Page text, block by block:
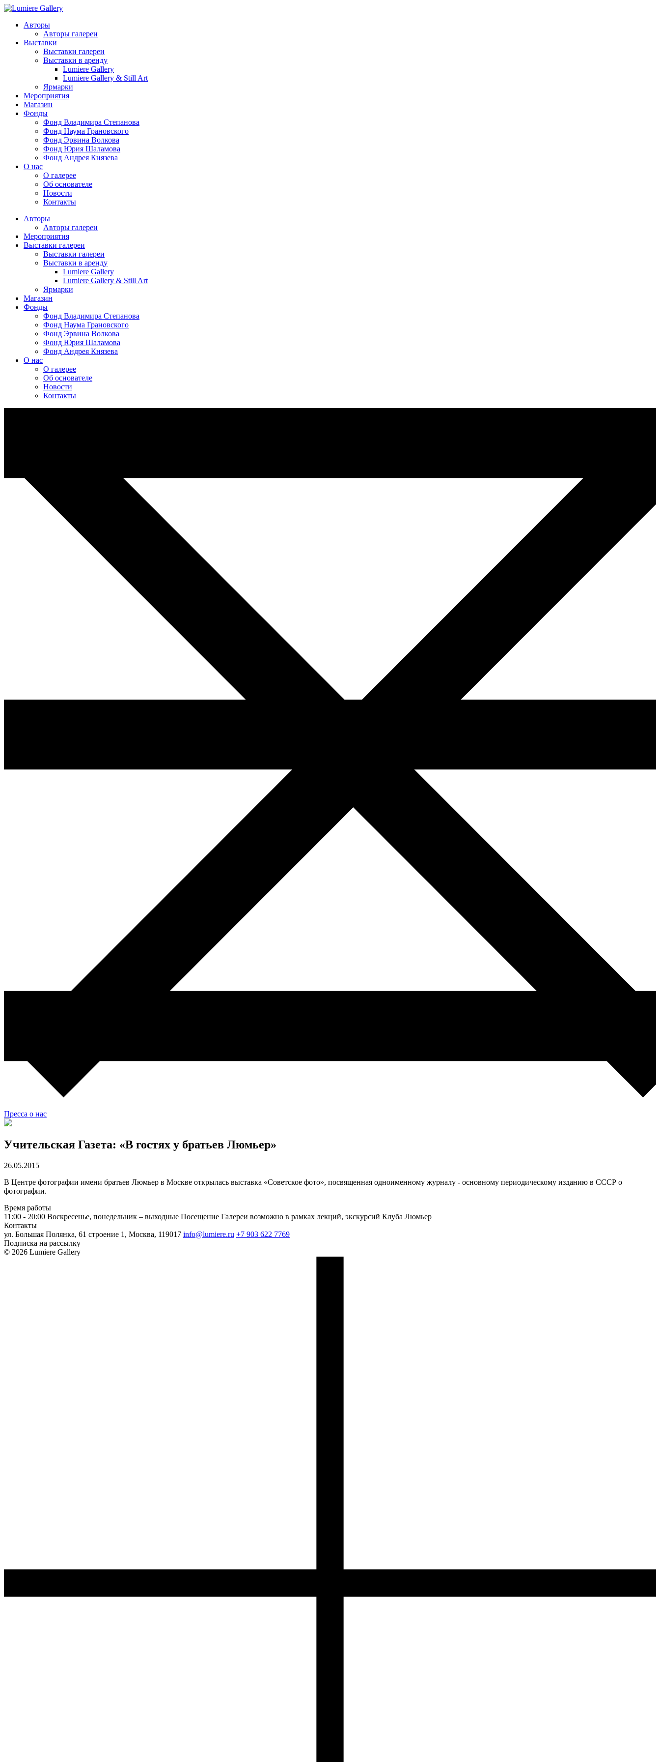
Авторы
Авторы галереи
Выставки
Выставки галереи
Выставки в аренду
Lumiere Gallery
Lumiere Gallery & Still Art
Ярмарки
Мероприятия
Магазин
Фонды
Фонд Владимира Степанова
Фонд Наума Грановского
Фонд Эрвина Волкова
Фонд Юрия Шаламова
Фонд Андрея Князева
О нас
О галерее
Об основателе
Новости
Контакты
Авторы
Авторы галереи
Мероприятия
Выставки галереи
Выставки галереи
Выставки в аренду
Lumiere Gallery
Lumiere Gallery & Still Art
Ярмарки
Магазин
Фонды
Фонд Владимира Степанова
Фонд Наума Грановского
Фонд Эрвина Волкова
Фонд Юрия Шаламова
Фонд Андрея Князева
О нас
О галерее
Об основателе
Новости
Контакты
Пресса о нас
Учительская Газета: «В гостях у братьев Люмьер»
26.05.2015
В Центре фотографии имени братьев Люмьер в Москве открылась выставка «Советское фото», посвященная одноименному журналу - основному периодическому изданию в СССР о
фотографии.
Время работы
11:00 - 20:00 Воскресенье, понедельник – выходные Посещение Галереи возможно в рамках лекций, экскурсий Клуба Люмьер
Контакты
ул. Большая Полянка, 61 строение 1, Москва, 119017 info@lumiere.ru +7 903 622 7769
Подписка на рассылку
© 2026 Lumiere Gallery